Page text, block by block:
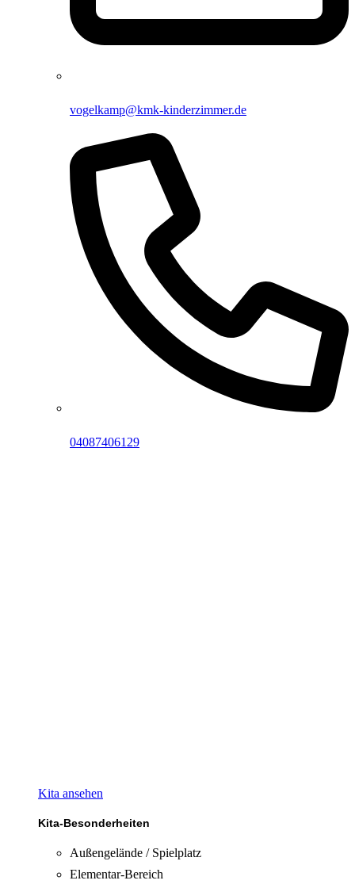
vogelkamp@kmk-kinderzimmer.de
04087406129
Kita ansehen
Kita-Besonderheiten
Außengelände / Spielplatz
Elementar-Bereich